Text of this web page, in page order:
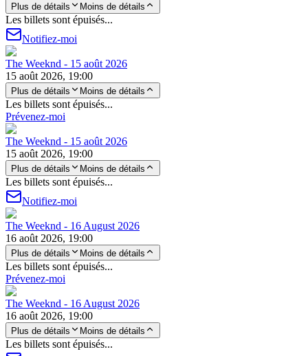
Plus de détails Moins de détails
Les billets sont épuisés...
Notifiez-moi
The Weeknd - 15 août 2026
15 août 2026, 19:00
Plus de détails Moins de détails
Les billets sont épuisés...
Prévenez-moi
The Weeknd - 15 août 2026
15 août 2026, 19:00
Plus de détails Moins de détails
Les billets sont épuisés...
Notifiez-moi
The Weeknd - 16 August 2026
16 août 2026, 19:00
Plus de détails Moins de détails
Les billets sont épuisés...
Prévenez-moi
The Weeknd - 16 August 2026
16 août 2026, 19:00
Plus de détails Moins de détails
Les billets sont épuisés...